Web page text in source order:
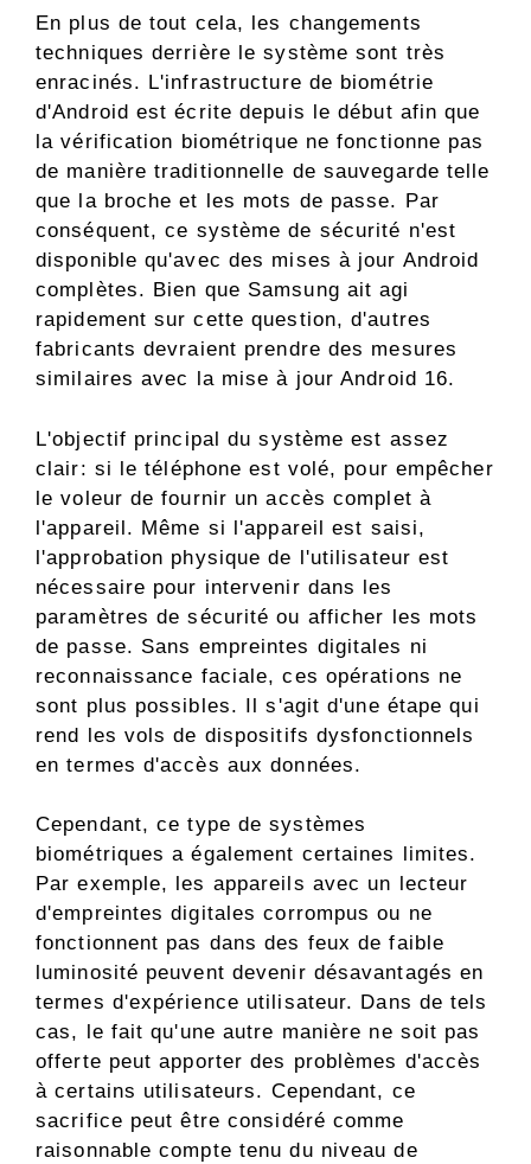
En plus de tout cela, les changements
techniques derrière le système sont très
enracinés. L'infrastructure de biométrie
d'Android est écrite depuis le début afin que
la vérification biométrique ne fonctionne pas
de manière traditionnelle de sauvegarde telle
que la broche et les mots de passe. Par
conséquent, ce système de sécurité n'est
disponible qu'avec des mises à jour Android
complètes. Bien que Samsung ait agi
rapidement sur cette question, d'autres
fabricants devraient prendre des mesures
similaires avec la mise à jour Android 16.
L'objectif principal du système est assez
clair: si le téléphone est volé, pour empêcher
le voleur de fournir un accès complet à
l'appareil. Même si l'appareil est saisi,
l'approbation physique de l'utilisateur est
nécessaire pour intervenir dans les
paramètres de sécurité ou afficher les mots
de passe. Sans empreintes digitales ni
reconnaissance faciale, ces opérations ne
sont plus possibles. Il s'agit d'une étape qui
rend les vols de dispositifs dysfonctionnels
en termes d'accès aux données.
Cependant, ce type de systèmes
biométriques a également certaines limites.
Par exemple, les appareils avec un lecteur
d'empreintes digitales corrompus ou ne
fonctionnent pas dans des feux de faible
luminosité peuvent devenir désavantagés en
termes d'expérience utilisateur. Dans de tels
cas, le fait qu'une autre manière ne soit pas
offerte peut apporter des problèmes d'accès
à certains utilisateurs. Cependant, ce
sacrifice peut être considéré comme
raisonnable compte tenu du niveau de